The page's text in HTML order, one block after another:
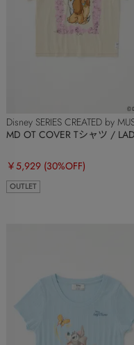
Disney SERIES CREATED by
MD OT COVER Tシャツ /
￥5,929 (30%OFF)
OUTLET